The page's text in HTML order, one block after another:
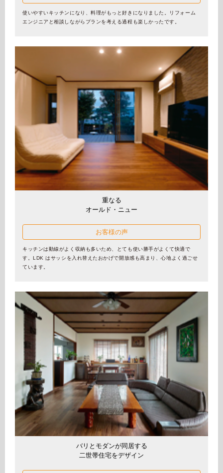
ミサワアイデンティティ
使いやすいキッチンになり、料理がもっと好きになりました。リフォーム
エンジニアと相談しながらプランを考える過程も楽しかったです。
重なる
オールド・ニュー
お客様の声
キッチンは動線がよく収納も多いため、とても使い勝手がよくて快適で
す。LDK はサッシを入れ替えたおかげで開放感も高まり、心地よく過ごせ
ています。
バリとモダンが同居する
二世帯住宅をデザイン